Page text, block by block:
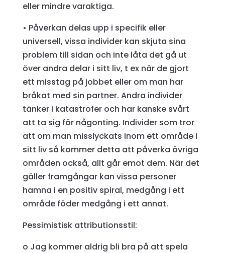
eller mindre varaktiga.
• Påverkan delas upp i specifik eller
universell, vissa individer kan skjuta sina
problem till sidan och inte låta det gå ut
över andra delar i sitt liv, t ex när de gjort
ett misstag på jobbet eller om man har
bråkat med sin partner. Andra individer
tänker i katastrofer och har kanske svårt
att ta sig för någonting. Individer som tror
att om man misslyckats inom ett område i
sitt liv så kommer detta att påverka övriga
områden också, allt går emot dem. När det
gäller framgångar kan vissa personer
hamna i en positiv spiral, medgång i ett
område föder medgång i ett annat.
Pessimistisk attributionsstil:
o Jag kommer aldrig bli bra på att spela